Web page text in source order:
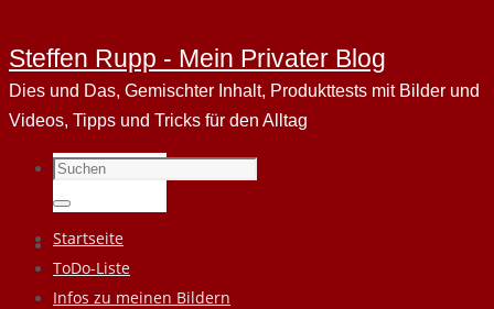
Steffen Rupp - Mein Privater Blog
Dies und Das, Gemischter Inhalt, Produkttests mit Bilder und
Videos, Tipps und Tricks für den Alltag
Suchen
nach:
Suchen
Zum
Inhalt
springen
Startseite
ToDo-Liste
Infos zu meinen Bildern